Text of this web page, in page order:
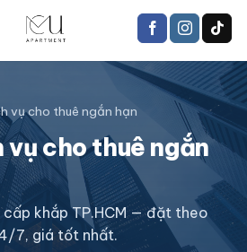
vụ cho thuê ngắn hạn
cho thuê ngắn
cấp khắp TP.HCM — đặt theo
7, giá tốt nhất.